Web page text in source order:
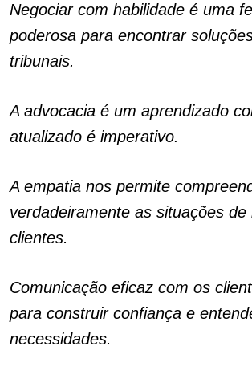
Negociar com habilidade é uma
poderosa para encontrar
tribunais.
A advocacia é um aprendizado
atualizado é imperativo.
A empatia nos permite
verdadeiramente as situações de
clientes.
Comunicação eficaz com os
para construir confiança e
necessidades.